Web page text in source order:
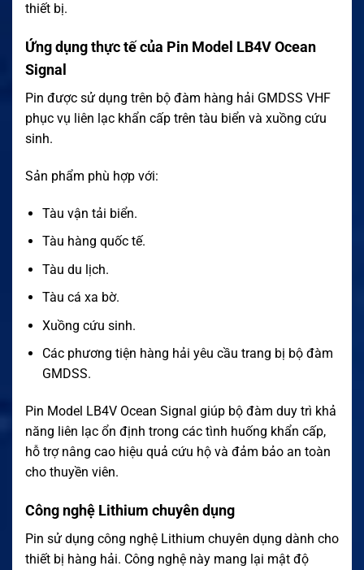
thiết bị.
Ứng dụng thực tế của Pin Model LB4V Ocean
Signal
Pin được sử dụng trên bộ đàm hàng hải GMDSS VHF
phục vụ liên lạc khẩn cấp trên tàu biển và xuồng cứu
sinh.
Sản phẩm phù hợp với:
Tàu vận tải biển.
Tàu hàng quốc tế.
Tàu du lịch.
Tàu cá xa bờ.
Xuồng cứu sinh.
Các phương tiện hàng hải yêu cầu trang bị bộ đàm
GMDSS.
Pin Model LB4V Ocean Signal giúp bộ đàm duy trì khả
năng liên lạc ổn định trong các tình huống khẩn cấp,
hỗ trợ nâng cao hiệu quả cứu hộ và đảm bảo an toàn
cho thuyền viên.
Công nghệ Lithium chuyên dụng
Pin sử dụng công nghệ Lithium chuyên dụng dành cho
thiết bị hàng hải. Công nghệ này mang lại mật độ